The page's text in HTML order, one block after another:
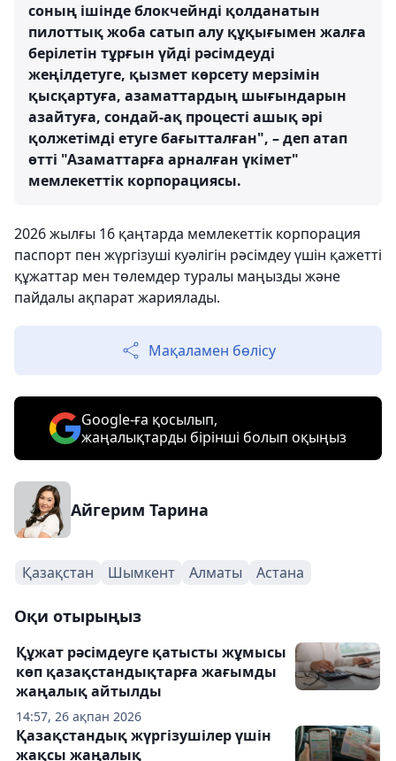
соның ішінде блокчейнді қолданатын
пилоттық жоба сатып алу құқығымен жалға
берілетін тұрғын үйді рәсімдеуді
жеңілдетуге, қызмет көрсету мерзімін
қысқартуға, азаматтардың шығындарын
азайтуға, сондай-ақ процесті ашық әрі
қолжетімді етуге бағытталған", – деп атап
өтті "Азаматтарға арналған үкімет"
мемлекеттік корпорациясы.
2026 жылғы 16 қаңтарда мемлекеттік корпорация
паспорт пен жүргізуші куәлігін рәсімдеу үшін қажетті
құжаттар мен төлемдер туралы маңызды және
пайдалы ақпарат жариялады.
Мақаламен бөлісу
Google-ға қосылып,
жаңалықтарды бірінші болып оқыңыз
Айгерим Тарина
Қазақстан Шымкент Алматы Астана
Оқи отырыңыз
14:57, 26 ақпан 2026
Құжат рәсімдеуге қатысты жұмысы
көп қазақстандықтарға жағымды
жаңалық айтылды
Қазақстандық жүргізушілер үшін
жақсы жаңалық